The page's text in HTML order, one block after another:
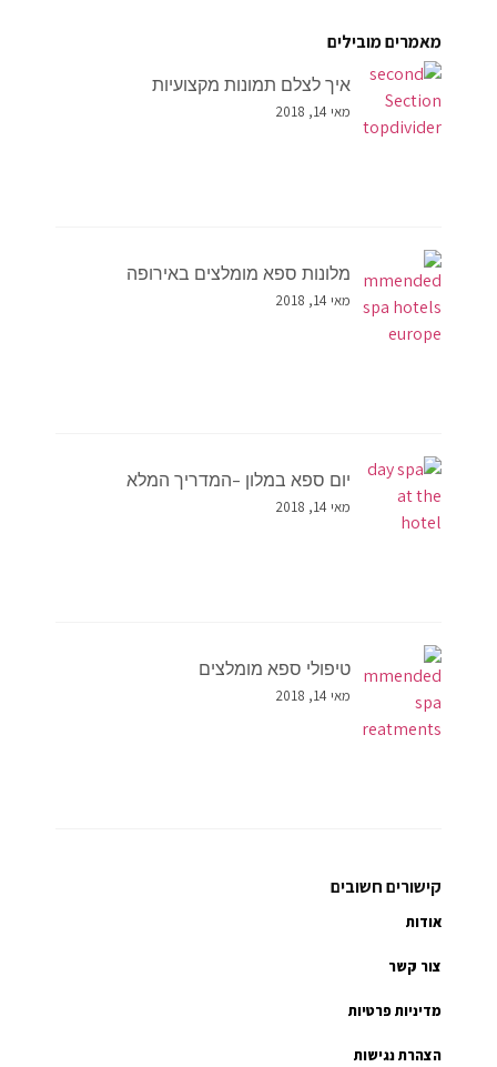
מאמרים מובילים
איך לצלם תמונות מקצועיות
מאי 14, 2018
מלונות ספא מומלצים באירופה
מאי 14, 2018
יום ספא במלון –המדריך המלא
מאי 14, 2018
טיפולי ספא מומלצים
מאי 14, 2018
קישורים חשובים
אודות
צור קשר
מדיניות פרטיות
הצהרת נגישות